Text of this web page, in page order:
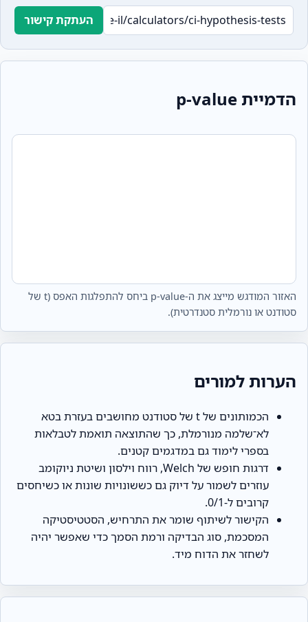
העתקת קישור
הדמיית p‑value
האזור המודגש מייצג את ה‑p‑value ביחס להתפלגות האפס (t של
סטודנט או נורמלית סטנדרטית).
הערות למורים
הכמותונים של t של סטודנט מחושבים בעזרת בטא
לא־שלמה מנורמלת, כך שהתוצאה תואמת לטבלאות
בספרי לימוד גם במדגמים קטנים.
דרגות חופש של Welch, רווח וילסון ושיטת ניוקומב
עוזרים לשמור על דיוק גם כששונויות שונות או כשיחסים
קרובים ל‑0/1.
הקישור לשיתוף שומר את התרחיש, הסטטיסטיקה
המסכמת, סוג הבדיקה ורמת הסמך כדי שאפשר יהיה
לשחזר את הדוח מיד.